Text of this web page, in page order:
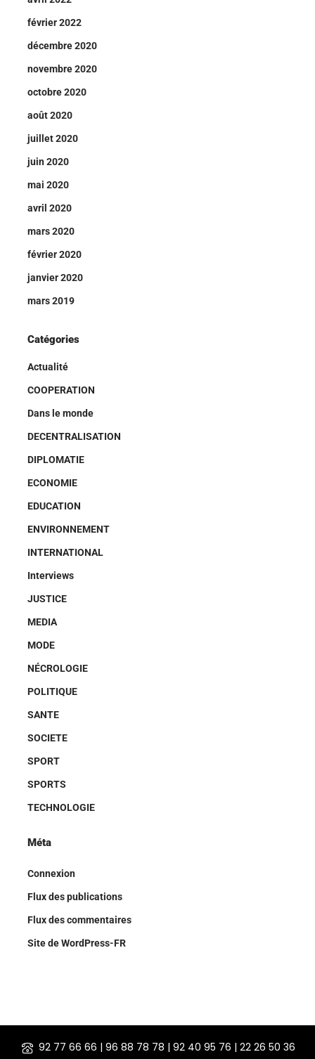
février 2022
décembre 2020
novembre 2020
octobre 2020
août 2020
juillet 2020
juin 2020
mai 2020
avril 2020
mars 2020
février 2020
janvier 2020
mars 2019
Catégories
Actualité
COOPERATION
Dans le monde
DECENTRALISATION
DIPLOMATIE
ECONOMIE
EDUCATION
ENVIRONNEMENT
INTERNATIONAL
Interviews
JUSTICE
MEDIA
MODE
NÉCROLOGIE
POLITIQUE
SANTE
SOCIETE
SPORT
SPORTS
TECHNOLOGIE
Méta
Connexion
Flux des publications
Flux des commentaires
Site de WordPress-FR
92 77 66 66 | 96 88 78 78 | 92 40 95 76 | 22 26 50 36